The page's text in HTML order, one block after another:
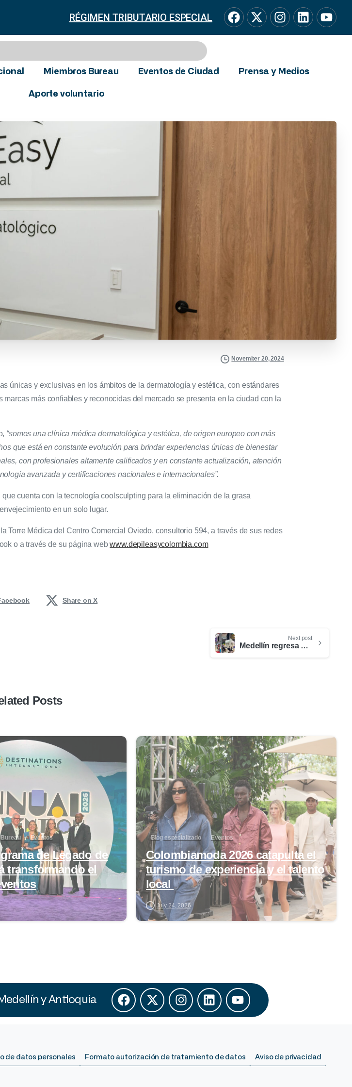
RÉGIMEN TRIBUTARIO ESPECIAL
Miembros Bureau Eventos de Ciudad Prensa y Medios
Aporte voluntario
November 20, 2024
únicas y exclusivas en los ámbitos de la dermatología y estética, con estándares
más confiables y reconocidas del mercado se presenta en la ciudad con la
“somos una clínica médica dermatológica y estética, de origen europeo con más
que está en constante evolución para brindar experiencias únicas de bienestar
con profesionales altamente calificados y en constante actualización, atención
avanzada y certificaciones nacionales e internacionales”.
cuenta con la tecnología coolsculpting para la eliminación de la grasa
en un solo lugar.
Torre Médica del Centro Comercial Oviedo, consultorio 594, a través de sus redes
o a través de su página webwww.depileasycolombia.com
Share on X
Next post
Medellín regresa a IBTM World: explorando nuevas oportunidades en la industria de reuniones MICE
Posts
Bureau Eventos
de Legado de
transformando el
Blog especializado Eventos
Colombiamoda 2026 catapulta el
turismo de experiencia y el talento
local
July 24, 2026
y Antioquia
de datos personales Formato autorización de tratamiento de datos Aviso de privacidad